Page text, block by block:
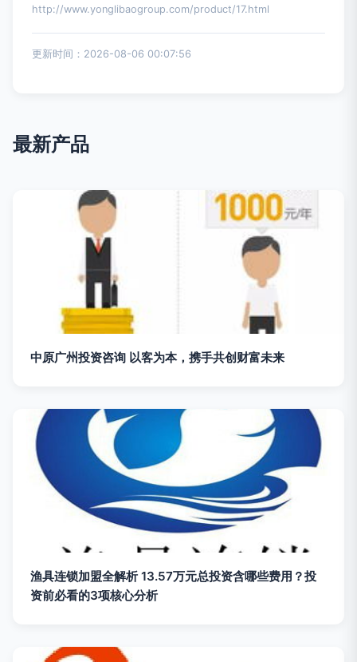
http://www.yonglibaogroup.com/product/17.html
更新时间：2026-08-06 00:07:56
最新产品
中原广州投资咨询 以客为本，携手共创财富未来
渔具连锁加盟全解析 13.57万元总投资含哪些费用？投
资前必看的3项核心分析